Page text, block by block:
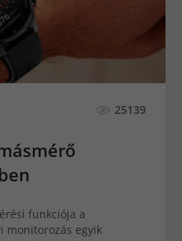
25139
funkciója a
monitorozás egyik